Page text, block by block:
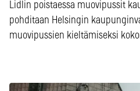
Lidlin poistaessa muovipussit
pohditaan Helsingin
muovipussien kieltämiseksi